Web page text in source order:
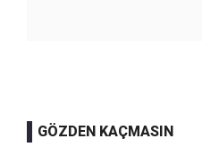
GÖZDEN KAÇMASIN